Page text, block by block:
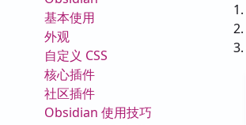
基本使用
外观
自定义 CSS
核心插件
社区插件
Obsidian 使用技巧